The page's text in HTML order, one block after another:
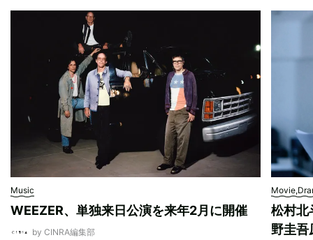
Music
WEEZER、単独来日公演を来年2月に開催
by CINRA編集部
松村北
野圭吾